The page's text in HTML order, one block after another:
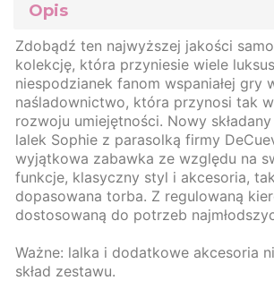
Opis
Zdobądź ten najwyższej jakości
kolekcję, która przyniesie wiele
niespodzianek fanom wspaniałej gry
naśladownictwo, która przynosi tak
rozwoju umiejętności. Nowy
lalek Sophie z parasolką firmy
wyjątkowa zabawka ze względu na
funkcje, klasyczny styl i akcesoria,
dopasowana torba. Z regulowaną
dostosowaną do potrzeb
Ważne: lalka i dodatkowe akcesoria
skład zestawu.